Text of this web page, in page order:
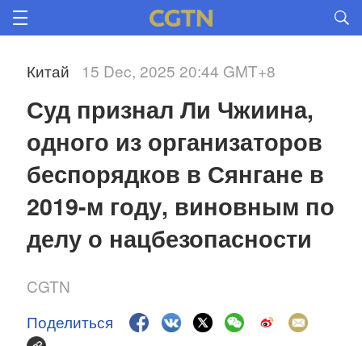
Китай 15 Dec, 2025 20:44 GMT+8
Суд признал Ли Чжиина,
одного из организаторов
беспорядков в Сянгане в
2019-м году, виновным по
делу о нацбезопасности
CGTN
Поделиться